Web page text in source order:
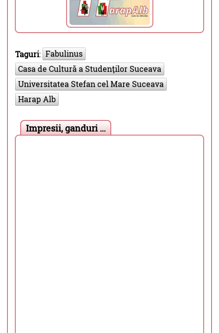
Taguri: Fabulinus
Casa de Cultură a Studenţilor Suceava
Universitatea Stefan cel Mare Suceava
Harap Alb
Impresii, ganduri ...